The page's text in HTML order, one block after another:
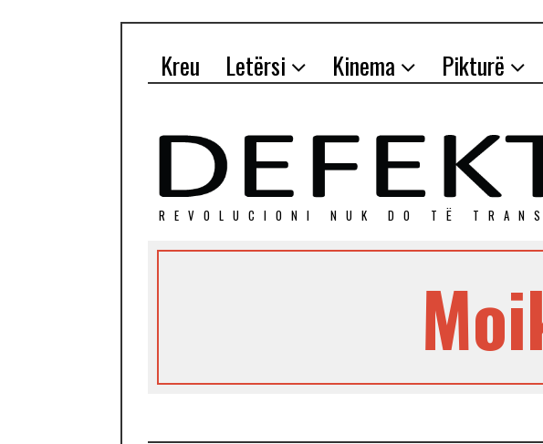
Kreu Letërsi Kinema Pikturë
REVOLUCIONI NUK DO TЁ